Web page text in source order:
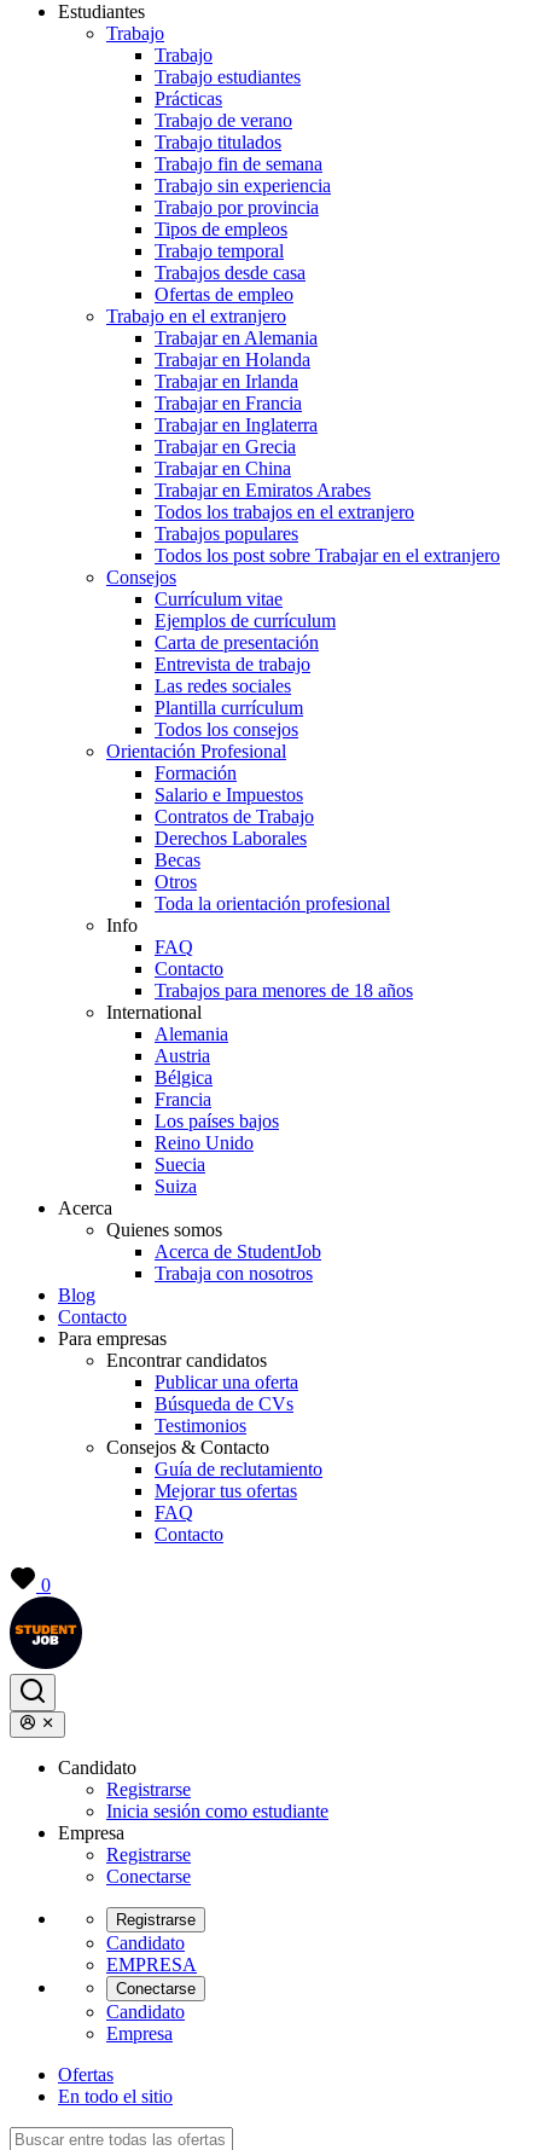
Estudiantes
Trabajo
Trabajo
Trabajo estudiantes
Prácticas
Trabajo de verano
Trabajo titulados
Trabajo fin de semana
Trabajo sin experiencia
Trabajo por provincia
Tipos de empleos
Trabajo temporal
Trabajos desde casa
Ofertas de empleo
Trabajo en el extranjero
Trabajar en Alemania
Trabajar en Holanda
Trabajar en Irlanda
Trabajar en Francia
Trabajar en Inglaterra
Trabajar en Grecia
Trabajar en China
Trabajar en Emiratos Arabes
Todos los trabajos en el extranjero
Trabajos populares
Todos los post sobre Trabajar en el extranjero
Consejos
Currículum vitae
Ejemplos de currículum
Carta de presentación
Entrevista de trabajo
Las redes sociales
Plantilla currículum
Todos los consejos
Orientación Profesional
Formación
Salario e Impuestos
Contratos de Trabajo
Derechos Laborales
Becas
Otros
Toda la orientación profesional
Info
FAQ
Contacto
Trabajos para menores de 18 años
International
Alemania
Austria
Bélgica
Francia
Los países bajos
Reino Unido
Suecia
Suiza
Acerca
Quienes somos
Acerca de StudentJob
Trabaja con nosotros
Blog
Contacto
Para empresas
Encontrar candidatos
Publicar una oferta
Búsqueda de CVs
Testimonios
Consejos & Contacto
Guía de reclutamiento
Mejorar tus ofertas
FAQ
Contacto
0
Candidato
Registrarse
Inicia sesión como estudiante
Empresa
Registrarse
Conectarse
Registrarse
Candidato
EMPRESA
Conectarse
Candidato
Empresa
Ofertas
En todo el sitio